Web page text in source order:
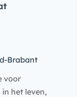
Brabant
voor
het leven,